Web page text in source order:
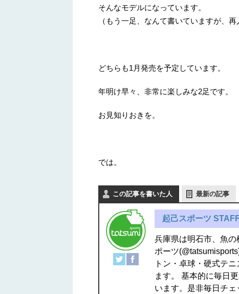
そんなモデルになっています。
（もう一足、なんて書いていますが、
どちらも1月発売を予定しています。
年明け早々、非常に楽しみな2足です。
お見知りおきを。
では。
この記事を書いた人 最新の記事
起己スポーツ
兵庫県は明石市、魚
ポーツ
トン・卓球・硬式テ
ます。 基本的に毎日
います。是非毎日チェ